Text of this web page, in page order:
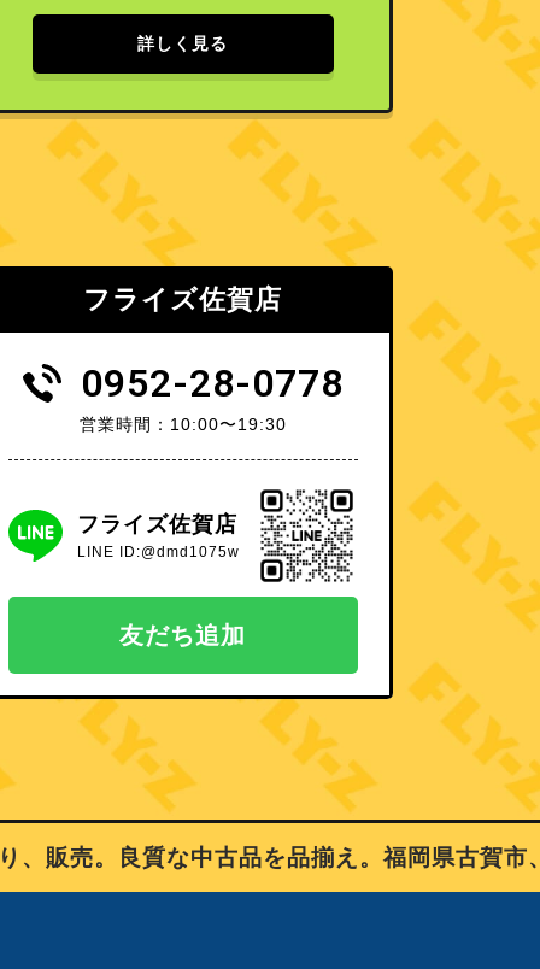
詳しく見る
フライズ佐賀店
0952-28-0778
営業時間：10:00〜19:30
フライズ佐賀店
LINE ID:@dmd1075w
友だち追加
。良質な中古品を品揃え。福岡県古賀市